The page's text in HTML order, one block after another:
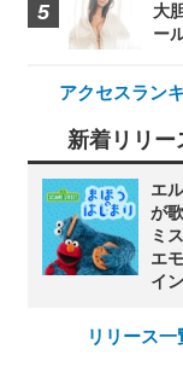
大
ー
アクセスラン
新着リリー
エ
が
ミ
エ
イ
リリース